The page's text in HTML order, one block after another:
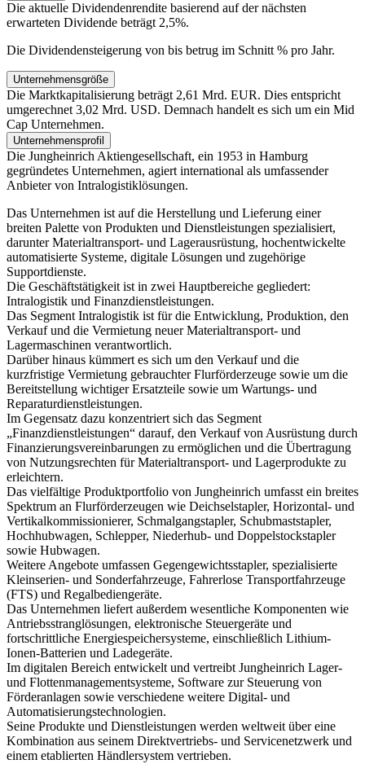
Die aktuelle Dividendenrendite basierend auf der nächsten
erwarteten Dividende beträgt 2,5%.
Die Dividendensteigerung von bis betrug im Schnitt % pro Jahr.
Unternehmensgröße
Die Marktkapitalisierung beträgt 2,61 Mrd. EUR. Dies entspricht
umgerechnet 3,02 Mrd. USD. Demnach handelt es sich um ein Mid
Cap Unternehmen.
Unternehmensprofil
Die Jungheinrich Aktiengesellschaft, ein 1953 in Hamburg
gegründetes Unternehmen, agiert international als umfassender
Anbieter von Intralogistiklösungen.
Das Unternehmen ist auf die Herstellung und Lieferung einer
breiten Palette von Produkten und Dienstleistungen spezialisiert,
darunter Materialtransport- und Lagerausrüstung, hochentwickelte
automatisierte Systeme, digitale Lösungen und zugehörige
Supportdienste.
Die Geschäftstätigkeit ist in zwei Hauptbereiche gegliedert:
Intralogistik und Finanzdienstleistungen.
Das Segment Intralogistik ist für die Entwicklung, Produktion, den
Verkauf und die Vermietung neuer Materialtransport- und
Lagermaschinen verantwortlich.
Darüber hinaus kümmert es sich um den Verkauf und die
kurzfristige Vermietung gebrauchter Flurförderzeuge sowie um die
Bereitstellung wichtiger Ersatzteile sowie um Wartungs- und
Reparaturdienstleistungen.
Im Gegensatz dazu konzentriert sich das Segment
„Finanzdienstleistungen“ darauf, den Verkauf von Ausrüstung durch
Finanzierungsvereinbarungen zu ermöglichen und die Übertragung
von Nutzungsrechten für Materialtransport- und Lagerprodukte zu
erleichtern.
Das vielfältige Produktportfolio von Jungheinrich umfasst ein breites
Spektrum an Flurförderzeugen wie Deichselstapler, Horizontal- und
Vertikalkommissionierer, Schmalgangstapler, Schubmaststapler,
Hochhubwagen, Schlepper, Niederhub- und Doppelstockstapler
sowie Hubwagen.
Weitere Angebote umfassen Gegengewichtsstapler, spezialisierte
Kleinserien- und Sonderfahrzeuge, Fahrerlose Transportfahrzeuge
(FTS) und Regalbediengeräte.
Das Unternehmen liefert außerdem wesentliche Komponenten wie
Antriebsstranglösungen, elektronische Steuergeräte und
fortschrittliche Energiespeichersysteme, einschließlich Lithium-
Ionen-Batterien und Ladegeräte.
Im digitalen Bereich entwickelt und vertreibt Jungheinrich Lager-
und Flottenmanagementsysteme, Software zur Steuerung von
Förderanlagen sowie verschiedene weitere Digital- und
Automatisierungstechnologien.
Seine Produkte und Dienstleistungen werden weltweit über eine
Kombination aus seinem Direktvertriebs- und Servicenetzwerk und
einem etablierten Händlersystem vertrieben.